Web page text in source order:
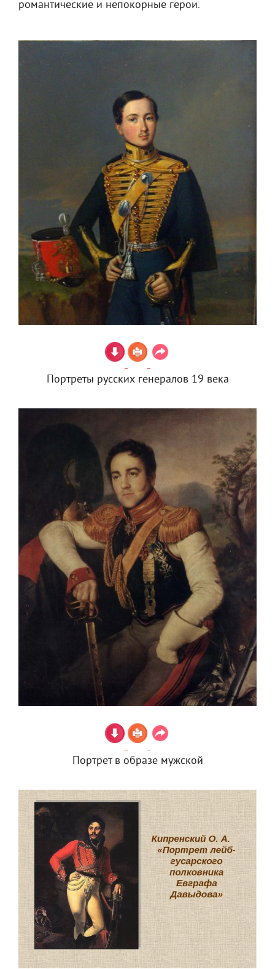
романтические и непокорные герои.
Портреты русских генералов 19 века
Портрет в образе мужской